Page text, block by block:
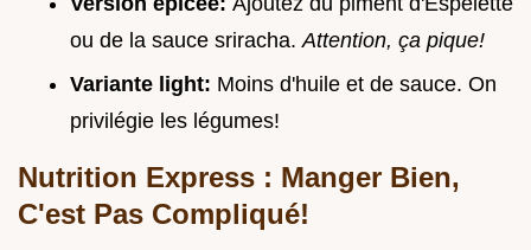
ou de la sauce sriracha.Attention, ça pique!
Variante light: Moins d'huile et de sauce. On
privilégie les légumes!
Nutrition Express : Manger Bien,
C'est Pas Compliqué!